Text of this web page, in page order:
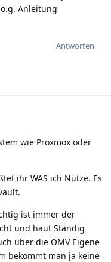
Anleitung
Antworten
wie Proxmox oder
ihr WAS ich Nutze. Es
ist immer der
und haut Ständig
über die OMV Eigene
bekommt man ja keine